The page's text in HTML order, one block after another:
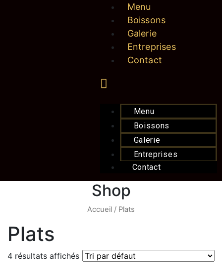
Menu
Boissons
Galerie
Entreprises
Contact
Menu
Boissons
Galerie
Entreprises
Contact
Shop
Accueil / Plats
Plats
4 résultats affichés